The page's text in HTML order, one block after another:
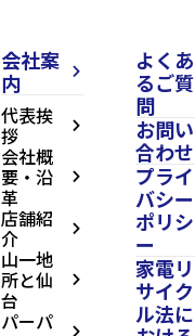
会社案
内
arrow_forward_ios
代表挨
拶 arrow_forward_ios
会社概
要・沿
革
arrow_forward_ios
店舗紹
介 arrow_forward_ios
山一地
所と仙
台
arrow_forward_ios
パーパ arrow_forward_ios
よくあ
るご質
問
お問い
合わせ
プライ
バシー
ポリシ
ー
家電リ
サイク
ル法に